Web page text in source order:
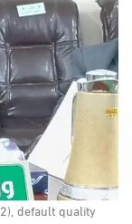
default quality